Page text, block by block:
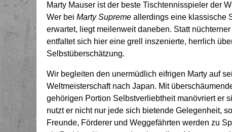
Marty Mauser ist der beste Tischtennisspieler der
Wer bei Marty Supreme allerdings eine klassische
erwartet, liegt meilenweit daneben. Statt
entfaltet sich hier eine grell inszenierte, herrlich
Selbstüberschätzung.
Wir begleiten den unermüdlich eifrigen Marty auf
Weltmeisterschaft nach Japan. Mit
gehörigen Portion Selbstverliebtheit manövriert er
nutzt er nicht nur jede sich bietende Gelegenheit,
Freunde, Förderer und Weggefährten werden zu